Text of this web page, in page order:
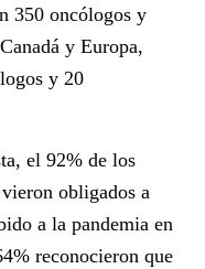
350 oncólogos y
y Europa,
y 20
el 92% de los
obligados a
a la pandemia en
reconocieron que